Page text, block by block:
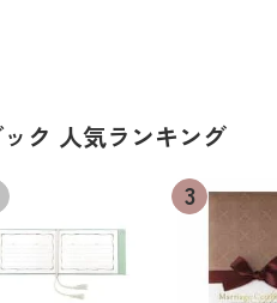
ク 人気ランキング